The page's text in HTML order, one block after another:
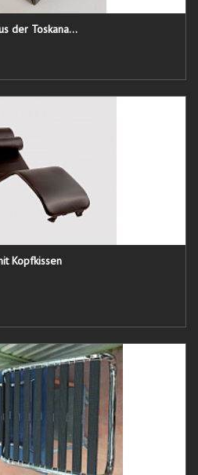
der Toskana...
Kopfkissen